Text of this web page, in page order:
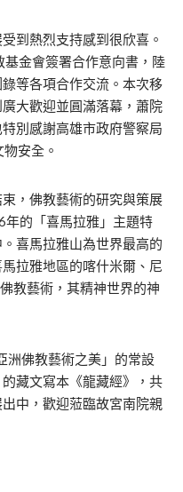
到熱烈支持感到很欣喜。
金會簽署合作意向書，陸
等各項合作交流。本次移
大歡迎並圓滿落幕，蕭院
別感謝高雄市政府警察局
安全。
，佛教藝術的研究與策展
的「喜馬拉雅」主題特
喜馬拉雅山為世界最高的
拉雅地區的喀什米爾、尼
教藝術，其精神世界的神
洲佛教藝術之美」的常設
藏文寫本《龍藏經》，共
中，歡迎蒞臨故宮南院親